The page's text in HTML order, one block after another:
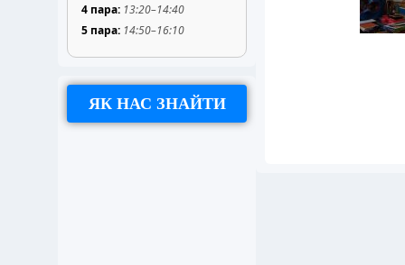
4 пара: 13:20–14:40
5 пара: 14:50–16:10
ЯК НАС ЗНАЙТИ